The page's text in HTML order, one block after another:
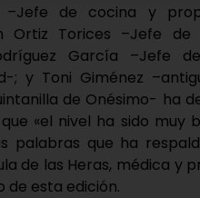
–Jefe de cocina y
Ortiz Torices –Jefe de
García –Jefe
; y Toni Giménez
de Onésimo- ha
«el nivel ha sido muy
palabras que ha
de las Heras, médica y
de esta edición.